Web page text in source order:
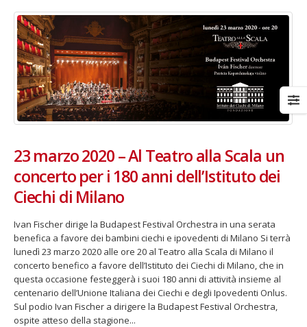
23 marzo 2020 – Al Teatro alla Scala un
concerto per i 180 anni dell’Istituto dei
Ciechi di Milano
Ivan Fischer dirige la Budapest Festival Orchestra in una serata
benefica a favore dei bambini ciechi e ipovedenti di Milano Si terrà
lunedì 23 marzo 2020 alle ore 20 al Teatro alla Scala di Milano il
concerto benefico a favore dell’Istituto dei Ciechi di Milano, che in
questa occasione festeggerà i suoi 180 anni di attività insieme al
centenario dell’Unione Italiana dei Ciechi e degli Ipovedenti Onlus.
Sul podio Ivan Fischer a dirigere la Budapest Festival Orchestra,
ospite atteso della stagione...